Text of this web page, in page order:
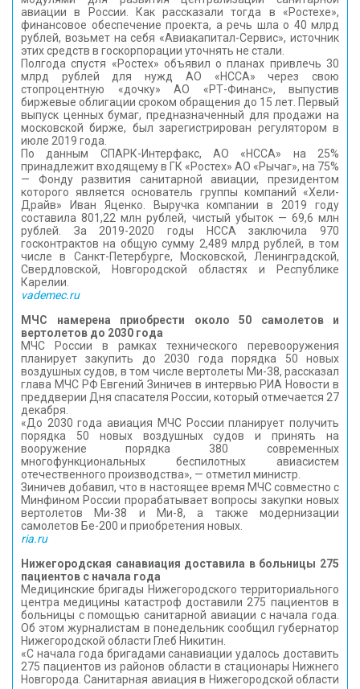
авиации в России. Как рассказали тогда в «Ростехе»,
финансовое обеспечение проекта, а речь шла о 40 млрд
рублей, возьмет на себя «Авиакапитал-Сервис», источник
этих средств в госкорпорации уточнять не стали.
Полгода спустя «Ростех» объявил о планах привлечь 30
млрд рублей для нужд АО «НССА» через свою
стопроцентную «дочку» АО «РТ-Финанс», выпустив
биржевые облигации сроком обращения до 15 лет. Первый
выпуск ценных бумаг, предназначенный для продажи на
московской бирже, был зарегистрирован регулятором в
июле 2019 года.
По данным СПАРК-Интерфакс, АО «НССА» на 25%
принадлежит входящему в ГК «Ростех» АО «Рычаг», на 75%
— Фонду развития санитарной авиации, президентом
которого является основатель группы компаний «Хели-
Драйв» Иван Яценко. Выручка компании в 2019 году
составила 801,22 млн рублей, чистый убыток — 69,6 млн
рублей. За 2019-2020 годы НССА заключила 970
госконтрактов на общую сумму 2,489 млрд рублей, в том
числе в Санкт-Петербурге, Московской, Ленинградской,
Свердловской, Новгородской областях и Республике
Карелии.
vademec.ru
МЧС намерена приобрести около 50 самолетов и
вертолетов до 2030 года
МЧС России в рамках технического перевооружения
планирует закупить до 2030 года порядка 50 новых
воздушных судов, в том числе вертолеты Ми-38, рассказал
глава МЧС РФ Евгений Зиничев в интервью РИА Новости в
преддверии Дня спасателя России, который отмечается 27
декабря.
«До 2030 года авиация МЧС России планирует получить
порядка 50 новых воздушных судов и принять на
вооружение порядка 380 современных
многофункциональных беспилотных авиасистем
отечественного производства», — отметил министр.
Зиничев добавил, что в настоящее время МЧС совместно с
Минфином России прорабатывает вопросы закупки новых
вертолетов Ми-38 и Ми-8, а также модернизации
самолетов Бе-200 и приобретения новых.
ria.ru
Нижегородская санавиация доставила в больницы 275
пациентов с начала года
Медицинские бригады Нижегородского территориального
центра медицины катастроф доставили 275 пациентов в
больницы с помощью санитарной авиации с начала года.
Об этом журналистам в понедельник сообщил губернатор
Нижегородской области Глеб Никитин.
«С начала года бригадами санавиации удалось доставить
275 пациентов из районов области в стационары Нижнего
Новгорода. Санитарная авиация в Нижегородской области